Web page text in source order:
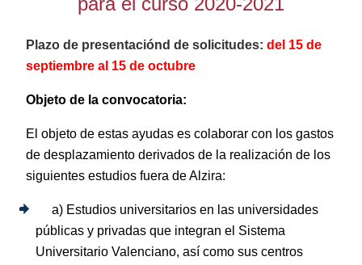
Plazo de presentaciónd de solicitudes:del 15 de
septiembre al 15 de octubre
Objeto de la convocatoria:
El objeto de estas ayudas es colaborar con los gastos
de desplazamiento derivados de la realización de los
siguientes estudios fuera de Alzira:
a) Estudios universitarios en las universidades
públicas y privadas que integran el Sistema
Universitario Valenciano, así como sus centros